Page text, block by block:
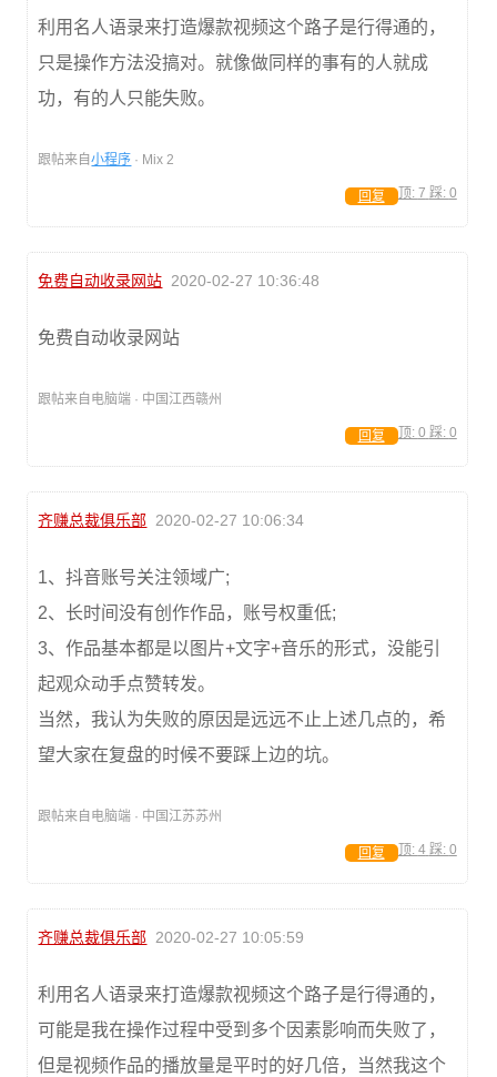
利用名人语录来打造爆款视频这个路子是行得通的，
只是操作方法没搞对。就像做同样的事有的人就成
功，有的人只能失败。
跟帖来自小程序 · Mix 2
顶: 7 踩: 0
回复
免费自动收录网站 2020-02-27 10:36:48
免费自动收录网站
跟帖来自电脑端 · 中国江西赣州
顶: 0 踩: 0
回复
齐赚总裁俱乐部 2020-02-27 10:06:34
1、抖音账号关注领域广;
2、长时间没有创作作品，账号权重低;
3、作品基本都是以图片+文字+音乐的形式，没能引
起观众动手点赞转发。
当然，我认为失败的原因是远远不止上述几点的，希
望大家在复盘的时候不要踩上边的坑。
跟帖来自电脑端 · 中国江苏苏州
顶: 4 踩: 0
回复
齐赚总裁俱乐部 2020-02-27 10:05:59
利用名人语录来打造爆款视频这个路子是行得通的，
可能是我在操作过程中受到多个因素影响而失败了，
但是视频作品的播放量是平时的好几倍，当然我这个